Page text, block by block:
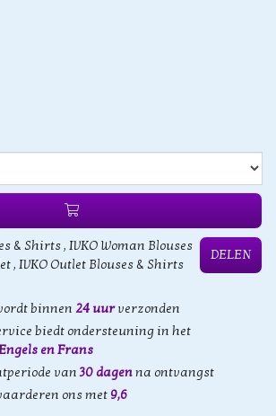
& Shirts, IVKO Woman Blouses
, IVKO Outlet Blouses & Shirts
DELEN
binnen 24 uurverzonden
biedt ondersteuning in het
en Frans
van30 dagenna ontvangst
ons met 9,6